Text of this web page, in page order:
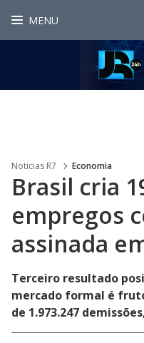
MENU
Noticias R7 Economia
Brasil cria
empregos
assinada
Terceiro resultado
mercado formal é
de 1.973.247